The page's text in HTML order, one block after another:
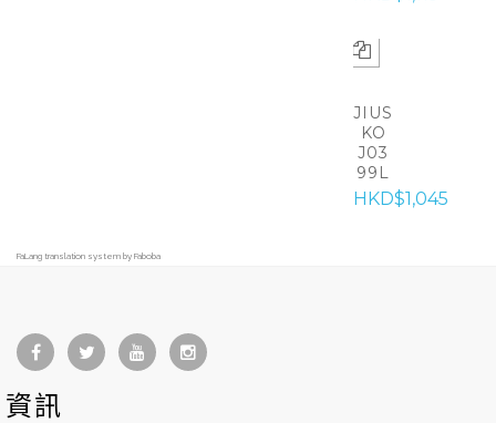
JIUS
KO
J03
99L
HKD$1,045
FaLang translation system by Faboba
資訊